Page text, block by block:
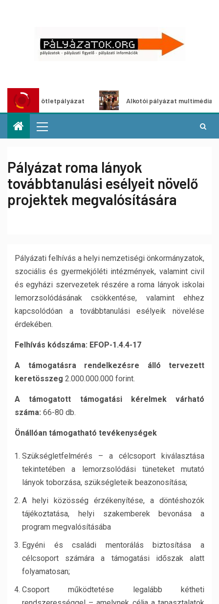
ötletpályázat Alkotói pályázat multimédia-
Pályázat roma lányok
továbbtanulási esélyeit növelő
projektek megvalósítására
Pályázati felhívás a helyi nemzetiségi önkormányzatok,
szociális és gyermekjóléti intézmények, valamint civil
és egyházi szervezetek részére a roma lányok iskolai
lemorzsolódásának csökkentése, valamint ehhez
kapcsolódóan a továbbtanulási esélyeik növelése
érdekében.
Felhívás kódszáma: EFOP-1.4.4-17
A támogatásra rendelkezésre álló tervezett
keretösszeg 2.000.000.000 forint.
A támogatott támogatási kérelmek várható
száma: 66-80 db.
Önállóan támogatható tevékenységek
Szükségletfelmérés – a célcsoport kiválasztása
tekintetében a lemorzsolódási tüneteket mutató
lányok toborzása, szükségleteik beazonosítása;
A helyi közösség érzékenyítése, a döntéshozók
tájékoztatása, helyi szakemberek bevonása a
program megvalósításába
Egyéni és családi mentorálás biztosítása a
célcsoport számára a támogatási időszak alatt
folyamatosan;
Csoport működtetése legalább kétheti